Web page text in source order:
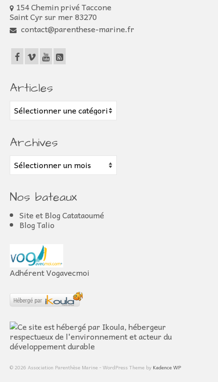
154 Chemin privé Taccone
Saint Cyr sur mer 83270
contact@parenthese-marine.fr
Articles
Articles
Archives
Archives
Nos bateaux
Site et Blog Catataoumé
Blog Talio
Adhérent Vogavecmoi
© 2026 Association Parenthèse Marine - WordPress Theme by Kadence WP